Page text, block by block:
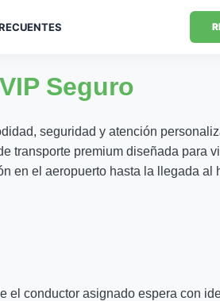
Seguro
seguridad y atención
transporte premium diseñada para
en el aeropuerto hasta la llegada al
el conductor asignado espera con